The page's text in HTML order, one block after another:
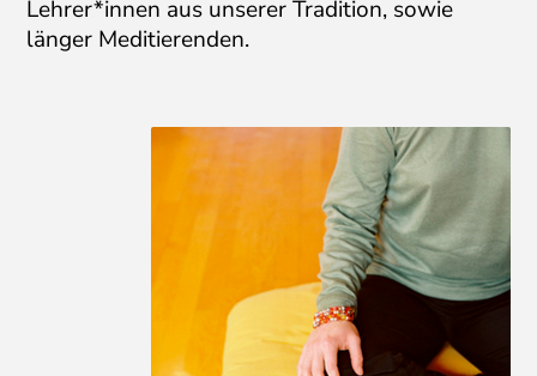
Lehrer*innen aus unserer Tradition, sowie
länger Meditierenden.